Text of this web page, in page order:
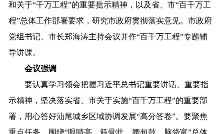
和关于“千万工程”的重要批示精神，以及省、市“百千万工
程”总体工作部署要求，研究市政府贯彻落实意见。市政府
党组书记、市长郑海涛主持会议并作“百千万工程”专题辅
导讲课。
会议强调
要认真学习领会把握习近平总书记重要讲话、重要指
示精神，坚决落实省、市关于实施“百千万工程”的重要部
署，用心答好汕尾城乡区域协调发展“高分答卷”。要聚焦